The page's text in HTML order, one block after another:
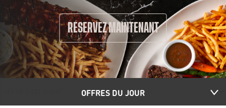
RÉSERVEZ MAINTENANT
OFFRES DU JOUR